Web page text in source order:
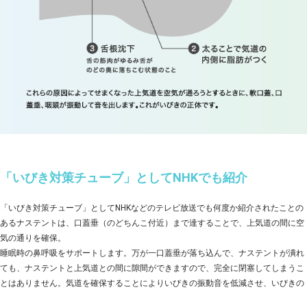
「いびき対策チューブ」としてNHKでも紹介
「いびき対策チューブ」としてNHKなどのテレビ放送でも何度か紹介されたことの
あるナステントは、口蓋垂（のどちんこ付近）まで達することで、上気道の間に空
気の通りを確保。
睡眠時の鼻呼吸をサポートします。万が一口蓋垂が落ち込んで、ナステントが潰れ
ても、ナステントと上気道との間に隙間ができますので、完全に閉塞してしまうこ
とはありません。気道を確保することによりいびきの振動音を低減させ、いびきの